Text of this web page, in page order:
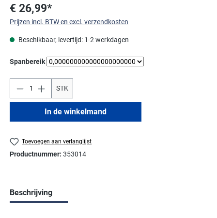
€ 26,99*
Prijzen incl. BTW en excl. verzendkosten
Beschikbaar, levertijd: 1-2 werkdagen
Selecteer
Spanbereik
STK
In de winkelmand
Toevoegen aan verlanglijst
Productnummer: 353014
Beschrijving